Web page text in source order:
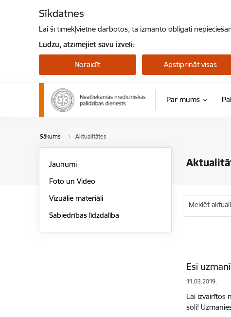
Sīkdatnes
Lai šī tīmekļvietne darbotos, tā izmanto obligāti
Lūdzu, atzīmējiet savu izvēli:
Noraidīt Apstiprināt visas
Par mums
Sākums Aktualitātes
Jaunumi
Foto un Video
Vizuālie materiāli
Sabiedrības līdzdalība
Meklēt
Esi
11.03.2019.
Lai izvairītos
soli!